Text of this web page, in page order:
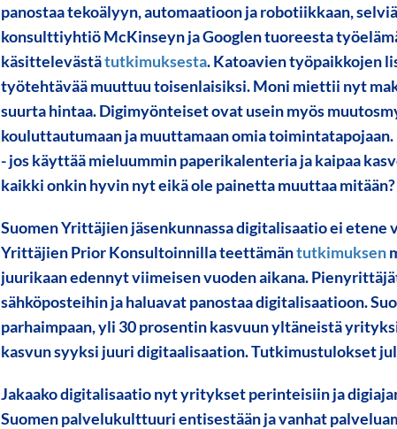
panostaa tekoälyyn, automaatioon ja robotiikkaan,
konsulttiyhtiö McKinseyn ja Googlen tuoreesta
käsittelevästätutkimuksesta. Katoavien työpaikkojen
työtehtävää muuttuu toisenlaisiksi. Moni miettii nyt
suurta hintaa. Digimyönteiset ovat usein myös
kouluttautumaan ja muuttamaan omia
- jos käyttää mieluummin paperikalenteria ja kaipaa
kaikki onkin hyvin nyt eikä ole painetta muuttaa mitään?
Suomen Yrittäjien jäsenkunnassa digitalisaatio ei etene
Yrittäjien Prior Konsultoinnilla teettämäntutkimuksen
juurikaan edennyt viimeisen vuoden aikana.
sähköposteihin ja haluavat panostaa digitalisaatioon.
parhaimpaan, yli 30 prosentin kasvuun yltäneistä
kasvun syyksi juuri digitaalisaation. Tutkimustulokset
Jakaako digitalisaatio nyt yritykset perinteisiin ja
Suomen palvelukulttuuri entisestään ja vanhat